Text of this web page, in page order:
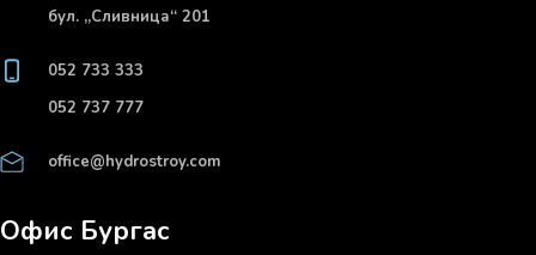
бул. „Сливница“ 201
052 733 333
052 737 777
office@hydrostroy.com
Офис Бургас